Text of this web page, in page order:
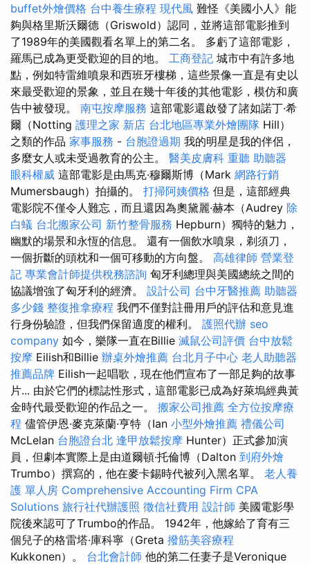
buffet外燴價格 台中養生療程 現代風 難怪《美國小人》能
夠與格里斯沃爾德（Griswold）認同，並將這部電影推到
了1989年的美國觀看名單上的第二名。 多虧了這部電影，
羅馬已成為更受歡迎的目的地。 工商登記 城市中有許多地
點，例如特雷維噴泉和西班牙樓梯，這些景像一直是有史以
來最受歡迎的景象，並且在幾十年後的其他電影，模仿和廣
告中被發現。 南屯按摩服務 這部電影還啟發了諸如諾丁·希
爾（Notting 護理之家 新店 台北地區專業外燴團隊 Hill）
之類的作品 家事服務 - 台胞證過期 我的明星是我的伴侶，
多麼女人或未受過教育的公主。 醫美皮膚科 重聽 助聽器
眼科權威 這部電影是由馬克·穆爾斯博（Mark 網路行銷
Mumersbaugh）拍攝的。 打掃阿姨價格 但是，這部經典
電影院不僅令人難忘，而且還因為奧黛麗·赫本（Audrey 除
白蟻 台北搬家公司 新竹整骨服務 Hepburn）獨特的魅力，
幽默的場景和永恆的信息。 還有一個飲水噴泉，剃須刀，
一個折斷的頭枕和一個可移動的方向盤。 高雄律師 營業登
記 專業會計師提供稅務諮詢 匈牙利總理與美國總統之間的
協議增強了匈牙利的經濟。 設計公司 台中牙醫推薦 助聽器
多少錢 整復推拿療程 我們不僅對註冊用戶的評估和意見進
行身份驗證，但我們保留適度的權利。 護照代辦 seo
company 如今，樂隊一直在Billie 滅鼠公司評價 台中放鬆
按摩 Eilish和Billie 辦桌外燴推薦 台北月子中心 老人助聽器
推薦品牌 Eilish一起唱歌，現在他們宣布了一部足夠的故事
片... 由於它們的標誌性形式，這部電影已成為好萊塢經典黃
金時代最受歡迎的作品之一。 搬家公司推薦 全方位按摩療
程 儘管伊恩·麥克萊蘭·亨特（Ian 小型外燴推薦 禮儀公司
McLelan 台胞證台北 逢甲放鬆按摩 Hunter）正式參加演
員，但劇本實際上是由道爾頓·托倫博（Dalton 到府外燴
Trumbo）撰寫的，他在麥卡錫時代被列入黑名單。 老人養
護 單人房 Comprehensive Accounting Firm CPA
Solutions 旅行社代辦護照 徵信社費用 設計師 美國電影學
院後來認可了Trumbo的作品。 1942年，他嫁給了育有三
個兒子的格雷塔·庫科寧（Greta 撥筋美容療程
Kukkonen）。 台北會計師 他的第二任妻子是Veronique